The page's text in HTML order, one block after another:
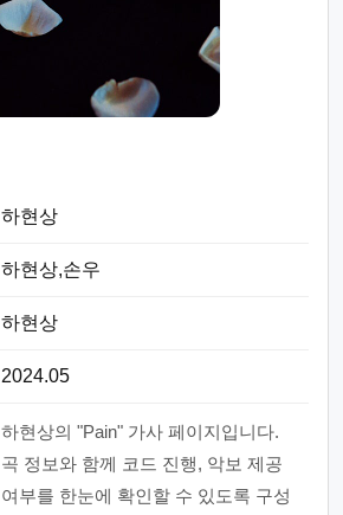
하현상
하현상,손우
하현상
2024.05
하현상의 "Pain" 가사 페이지입니다.
곡 정보와 함께 코드 진행, 악보 제공
여부를 한눈에 확인할 수 있도록 구성